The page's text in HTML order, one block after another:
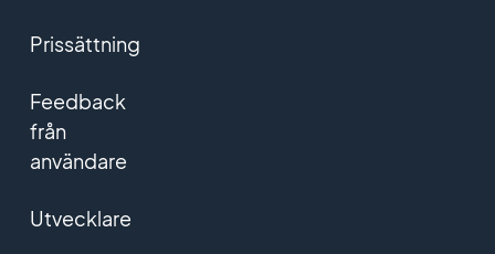
Prissättning
Feedback
från
användare
Utvecklare